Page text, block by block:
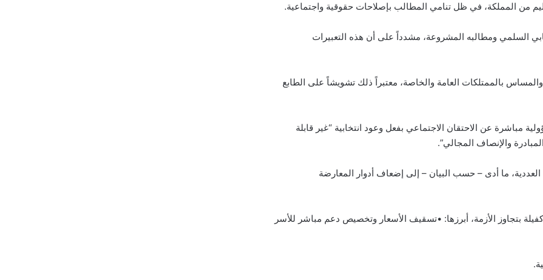
من المملكة، في ظل تنامي المطالب بإصلاحات حقوقية واجتماعية.
السلمي ومطالبه المشروعة، مشدداً على أن هذه التعبيرات
بالممتلكات العامة والخاصة، معتبراً ذلك تشويشاً على الطابع
مباشرة عن الاحتقان الاجتماعي بفعل وعود انتخابية “غير قابلة
والإنصاف المجالي”.
ما أدى – حسب البيان – إلى إضعاف أدوار المعارضة
بتجاوز الأزمة، أبرزها: •تسقيف الأسعار وتخصيص دعم مباشر للأسر